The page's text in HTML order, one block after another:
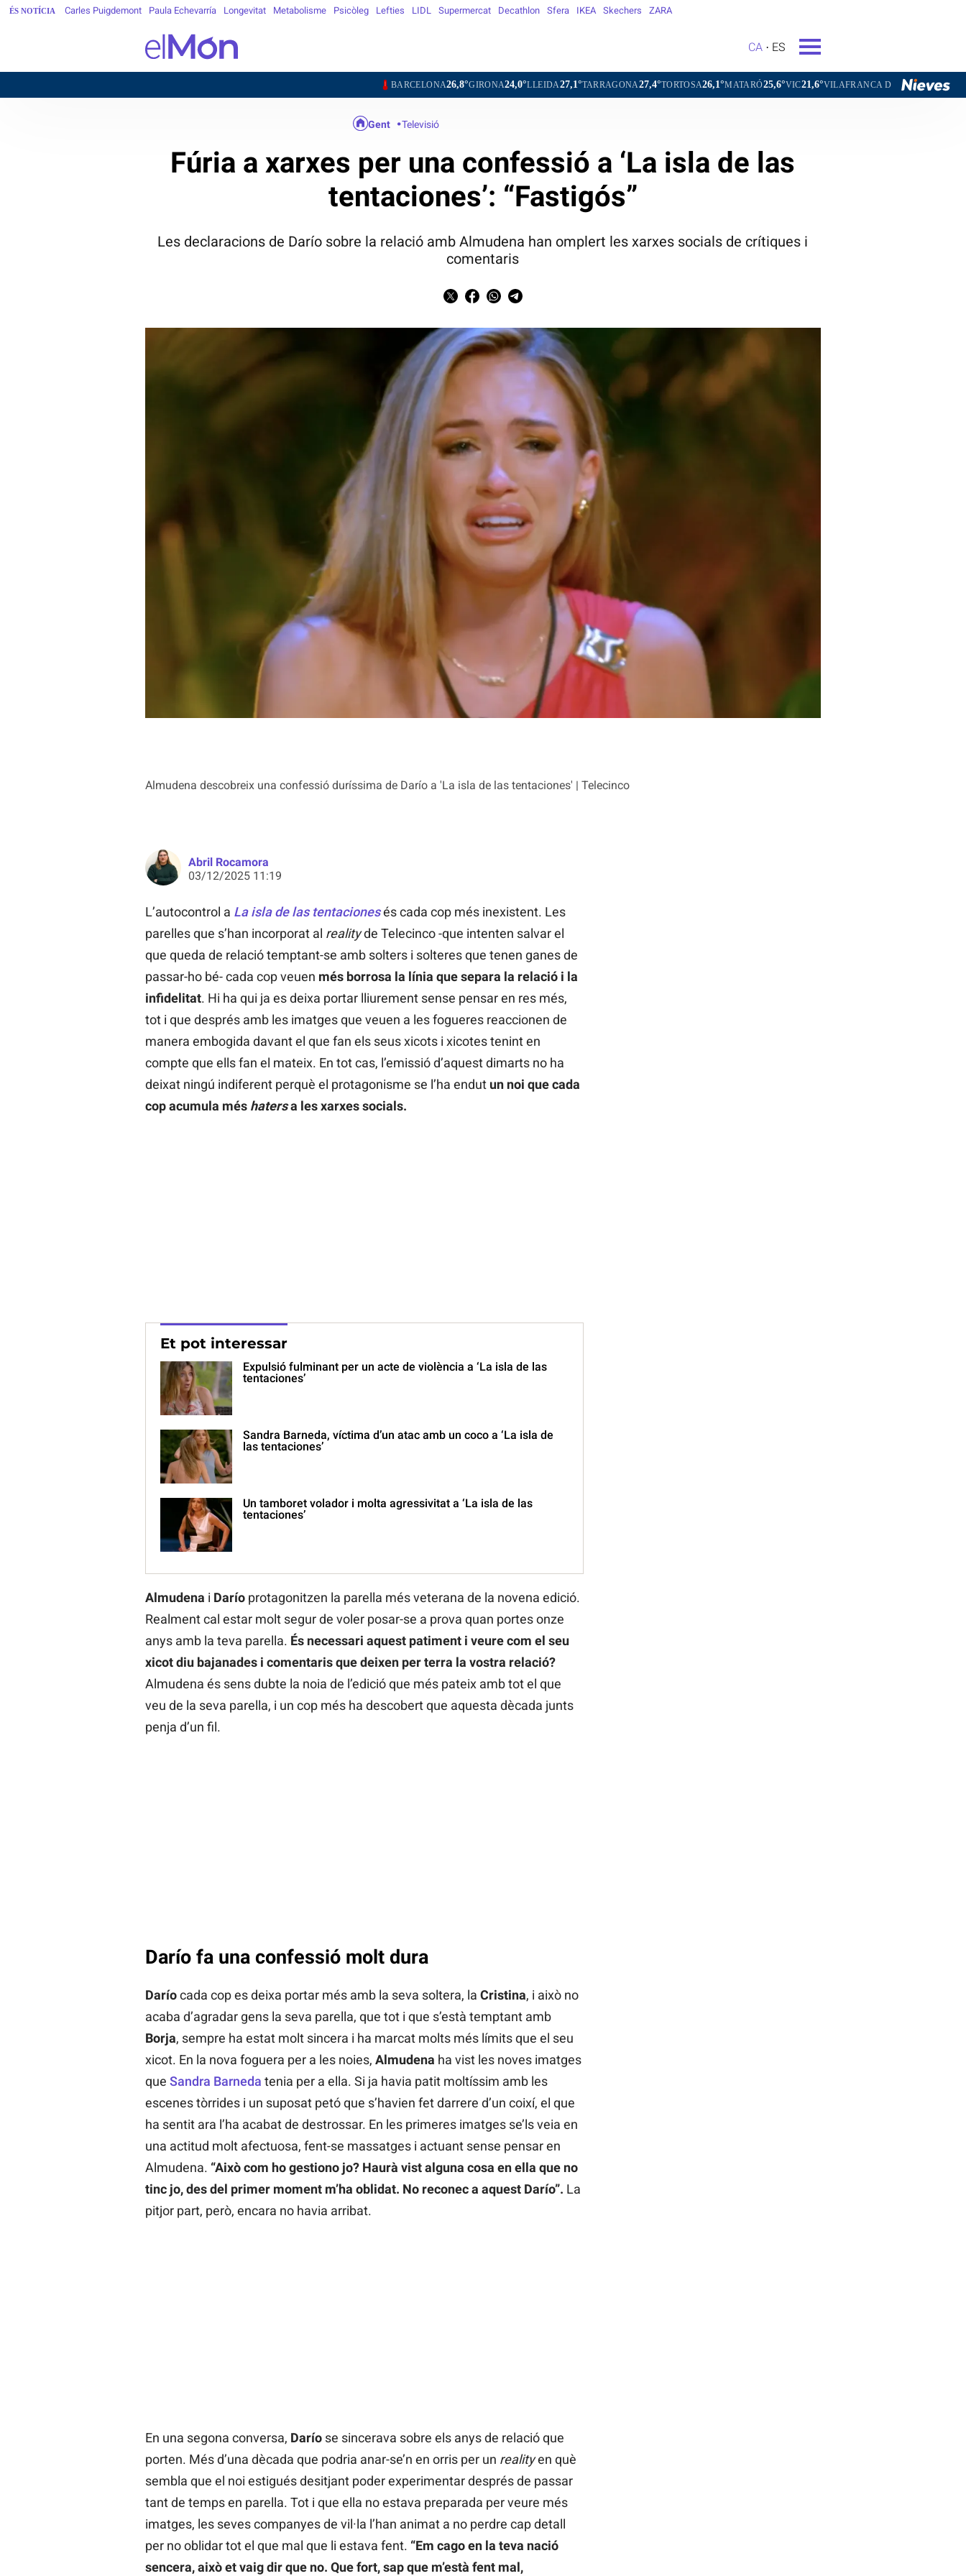
ÉS NOTÍCIA Carles Puigdemont Paula Echevarría Longevitat Metabolisme Psicòleg Lefties LIDL Supermercat Decathlon Sfera IKEA Skechers ZARA
CA ES
26,8°GIRONA24,0°LLEIDA27,1°TARRAGONA27,4°TORTOSA26,1°MATARÓ25,6°VIC21,6°VILAFRANCA DEL PENEDÈS23,8° VILANOVA I LA
Almudena descobreix una confessió duríssima de Darío a 'La isla de las tentaciones' | Telecinco
Gent Televisió
Fúria a xarxes per una confessió a ‘La isla de las
tentaciones’: “Fastigós”
Les declaracions de Darío sobre la relació amb Almudena han omplert les xarxes socials de crítiques i
comentaris
Abril Rocamora
03/12/2025 11:19
L’autocontrol a La isla de las tentacionesés cada cop més inexistent. Les
parelles que s’han incorporat al realityde Telecinco -que intenten salvar el
que queda de relació temptant-se amb solters i solteres que tenen ganes de
passar-ho bé- cada cop veuen més borrosa la línia que separa la relació i la
infidelitat. Hi ha qui ja es deixa portar lliurement sense pensar en res més,
tot i que després amb les imatges que veuen a les fogueres reaccionen de
manera embogida davant el que fan els seus xicots i xicotes tenint en
compte que ells fan el mateix. En tot cas, l’emissió d’aquest dimarts no ha
deixat ningú indiferent perquè el protagonisme se l’ha endut un noi que cada
cop acumula més hatersa les xarxes socials.
Et pot interessar
Expulsió fulminant per un acte de violència a ‘La isla de las
tentaciones’
Sandra Barneda, víctima d’un atac amb un coco a ‘La isla de
las tentaciones’
Un tamboret volador i molta agressivitat a ‘La isla de las
tentaciones’
Almudena i Daríoprotagonitzen la parella més veterana de la novena edició.
Realment cal estar molt segur de voler posar-se a prova quan portes onze
anys amb la teva parella. És necessari aquest patiment i veure com el seu
xicot diu bajanades i comentaris que deixen per terra la vostra relació?
Almudena és sens dubte la noia de l’edició que més pateix amb tot el que
veu de la seva parella, i un cop més ha descobert que aquesta dècada junts
penja d’un fil.
Darío fa una confessió molt dura
Daríocada cop es deixa portar més amb la seva soltera, la Cristina, i això no
acaba d’agradar gens la seva parella, que tot i que s’està temptant amb
Borja, sempre ha estat molt sincera i ha marcat molts més límits que el seu
xicot. En la nova foguera per a les noies, Almudena ha vist les noves imatges
que Sandra Barneda tenia per a ella. Si ja havia patit moltíssim amb les
escenes tòrrides i un suposat petó que s’havien fet darrere d’un coixí, el que
ha sentit ara l’ha acabat de destrossar. En les primeres imatges se’ls veia en
una actitud molt afectuosa, fent-se massatges i actuant sense pensar en
Almudena. “Això com ho gestiono jo? Haurà vist alguna cosa en ella que no
tinc jo, des del primer moment m’ha oblidat. No reconec a aquest Darío”. La
pitjor part, però, encara no havia arribat.
En una segona conversa, Daríose sincerava sobre els anys de relació que
porten. Més d’una dècada que podria anar-se’n en orris per un realityen què
sembla que el noi estigués desitjant poder experimentar després de passar
tant de temps en parella. Tot i que ella no estava preparada per veure més
imatges, les seves companyes de vil·la l’han animat a no perdre cap detall
per no oblidar tot el que mal que li estava fent. “Em cago en la teva nació
sencera, això et vaig dir que no. Que fort, sap que m’està fent mal,